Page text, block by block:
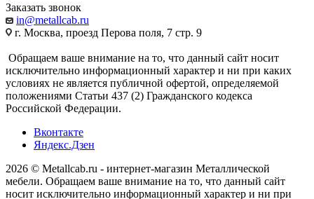
Заказать звонок
in@metallcab.ru
г. Москва, проезд Перова поля, 7 стр. 9
Обращаем ваше внимание на то, что данный сайт носит
исключительно информационный характер и ни при каких
условиях не является публичной офертой, определяемой
положениями Статьи 437 (2) Гражданского кодекса
Российской Федерации.
Вконтакте
Яндекс.Дзен
2026 © Metallcab.ru - интернет-магазин Металлической
мебели. Обращаем ваше внимание на то, что данный сайт
носит исключительно информационный характер и ни при